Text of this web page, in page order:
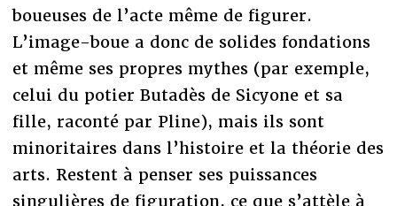
boueuses de l’acte même de figurer.
L’image-boue a donc de solides fondations
et même ses propres mythes (par exemple,
celui du potier Butadès de Sicyone et sa
fille, raconté par Pline), mais ils sont
minoritaires dans l’histoire et la théorie des
arts. Restent à penser ses puissances
singulières de figuration, ce que s’attèle à